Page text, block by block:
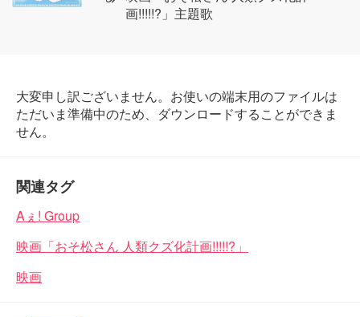
画!!!!!?」主題歌
大変申し訳ございません。お使いの端末用のファイルは
ただいま準備中のため、ダウンロードすることができま
せん。
関連タグ
Aぇ! Group
映画「おそ松さん 人類クズ化計画!!!!!?」
映画